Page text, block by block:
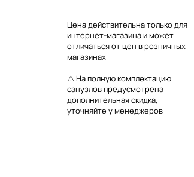
Цена действительна только для
интернет-магазина и может
отличаться от цен в розничных
магазинах
⚠️ На полную комплектацию
санузлов предусмотрена
дополнительная скидка,
уточняйте у менеджеров